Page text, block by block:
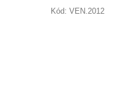
Kód: VEN.2012